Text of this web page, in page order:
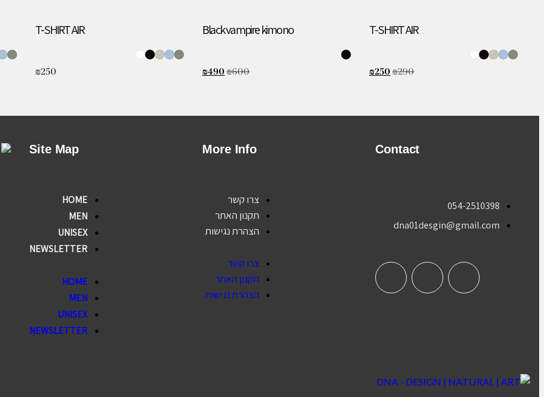
T-SHIRT AIR
₪290
₪250
Black vampire kimono
₪600
₪490
T-SHIRT AIR
₪250
Contact
054-2510398
dna01desgin@gmail.com
More Info
צרו קשר
תקנון האתר
הצהרת נגישות
צרו קשר
תקנון האתר
הצהרת נגישות
Site Map
HOME
MEN
UNISEX
NEWSLETTER
HOME
MEN
UNISEX
NEWSLETTER